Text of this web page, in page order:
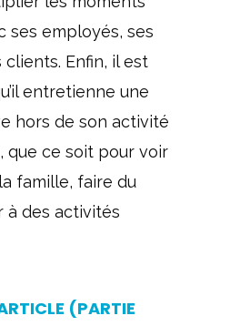
ses employés, ses
Enfin, il est
entretienne une
hors de son activité
que ce soit pour voir
famille, faire du
des activités
(PARTIE